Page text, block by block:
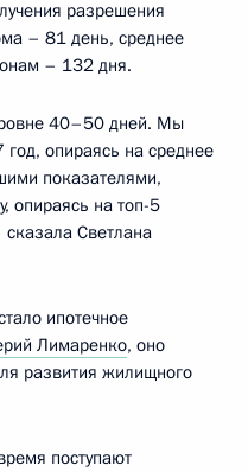
разрешения
– 81 день, среднее
– 132 дня.
40–50 дней. Мы
опираясь на среднее
показателями,
опираясь на топ-5
Светлана
ипотечное
Лимаренко, оно
развития жилищного
поступают